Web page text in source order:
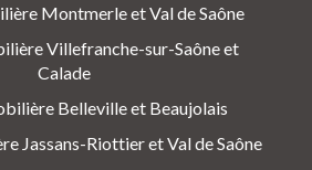
Montmerle et Val de Saône
Villefranche-sur-Saône et
Calade
Belleville et Beaujolais
Jassans-Riottier et Val de Saône